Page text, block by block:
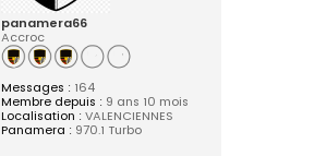
panamera66
Accroc
Messages : 164
Membre depuis : 9 ans 10 mois
Localisation : VALENCIENNES
Panamera : 970.1 Turbo